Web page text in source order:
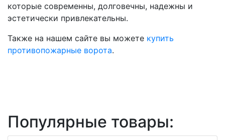
которые современны, долговечны, надежны и
эстетически привлекательны.
Также на нашем сайте вы можете купить
противопожарные ворота.
Популярные товары: